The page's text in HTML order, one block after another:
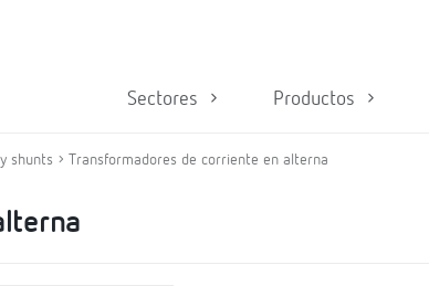
Sectores Productos
shunts Transformadores de corriente en alterna